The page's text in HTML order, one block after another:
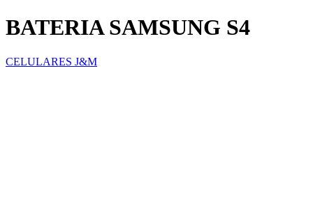
BATERIA SAMSUNG S4
CELULARES J&M